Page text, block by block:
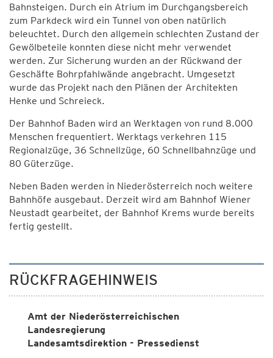
Bahnsteigen. Durch ein Atrium im Durchgangsbereich
zum Parkdeck wird ein Tunnel von oben natürlich
beleuchtet. Durch den allgemein schlechten Zustand der
Gewölbeteile konnten diese nicht mehr verwendet
werden. Zur Sicherung wurden an der Rückwand der
Geschäfte Bohrpfahlwände angebracht. Umgesetzt
wurde das Projekt nach den Plänen der Architekten
Henke und Schreieck.
Der Bahnhof Baden wird an Werktagen von rund 8.000
Menschen frequentiert. Werktags verkehren 115
Regionalzüge, 36 Schnellzüge, 60 Schnellbahnzüge und
80 Güterzüge.
Neben Baden werden in Niederösterreich noch weitere
Bahnhöfe ausgebaut. Derzeit wird am Bahnhof Wiener
Neustadt gearbeitet, der Bahnhof Krems wurde bereits
fertig gestellt.
RÜCKFRAGEHINWEIS
Amt der Niederösterreichischen
Landesregierung
Landesamtsdirektion - Pressedienst